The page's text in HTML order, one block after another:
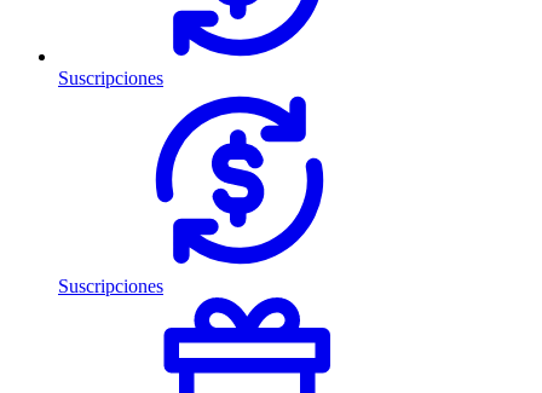
Suscripciones
Suscripciones